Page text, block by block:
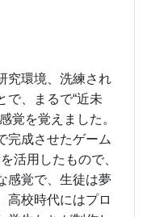
究環境、洗練され
で、まるで“近未
覚を覚えました。
完成させたゲーム
活用したもので、
感覚で、生徒は夢
高校時代にはプロ